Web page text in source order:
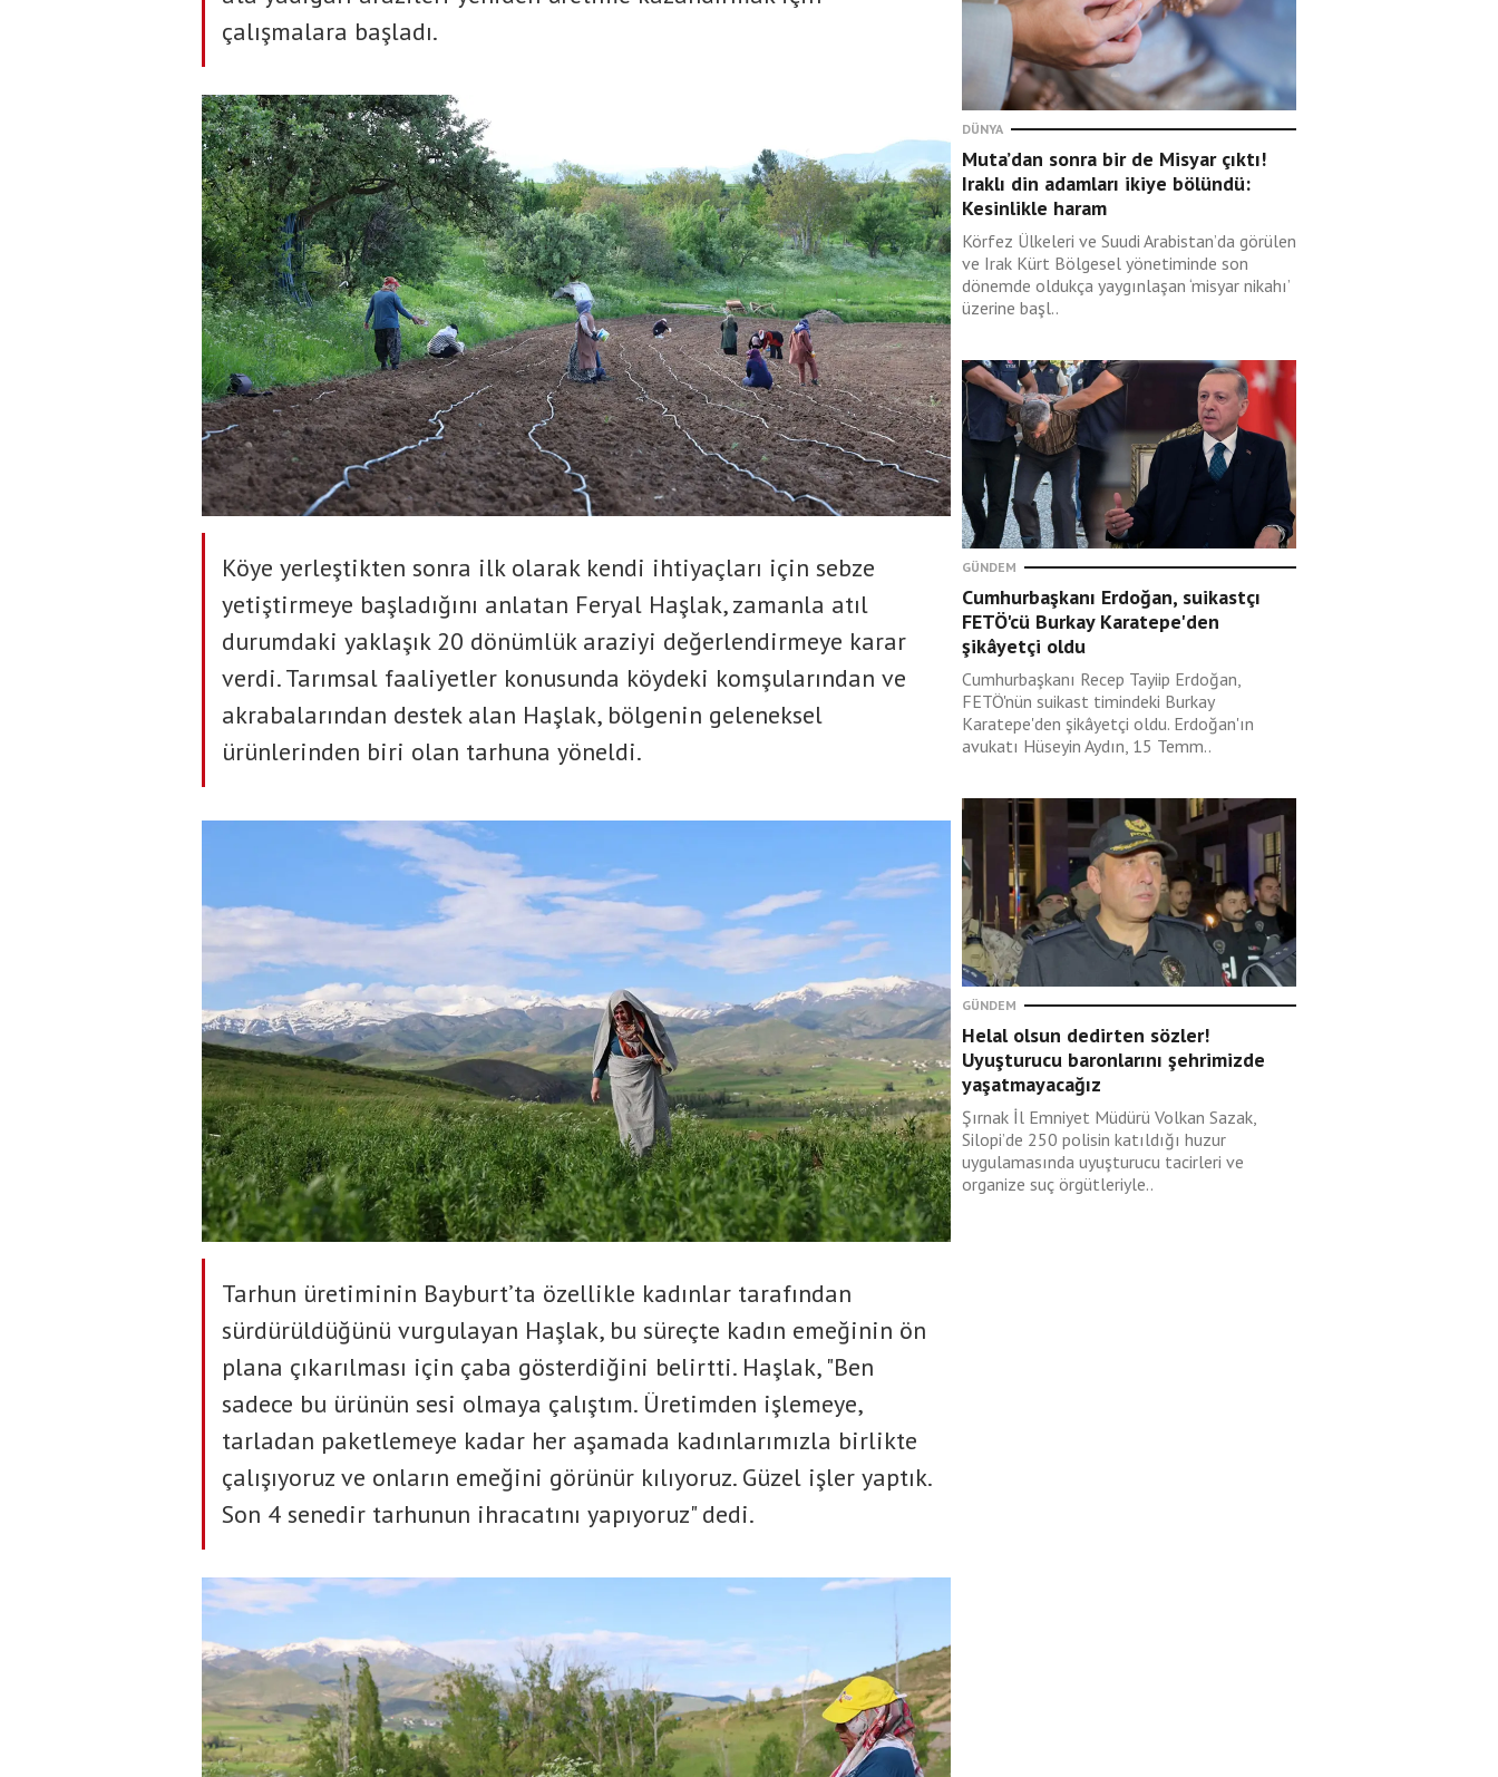
çalışmalara başladı.
Köye yerleştikten sonra ilk olarak kendi ihtiyaçları için sebze
yetiştirmeye başladığını anlatan Feryal Haşlak, zamanla atıl
durumdaki yaklaşık 20 dönümlük araziyi değerlendirmeye karar
verdi. Tarımsal faaliyetler konusunda köydeki komşularından ve
akrabalarından destek alan Haşlak, bölgenin geleneksel
ürünlerinden biri olan tarhuna yöneldi.
Tarhun üretiminin Bayburt’ta özellikle kadınlar tarafından
sürdürüldüğünü vurgulayan Haşlak, bu süreçte kadın emeğinin ön
plana çıkarılması için çaba gösterdiğini belirtti. Haşlak, "Ben
sadece bu ürünün sesi olmaya çalıştım. Üretimden işlemeye,
tarladan paketlemeye kadar her aşamada kadınlarımızla birlikte
çalışıyoruz ve onların emeğini görünür kılıyoruz. Güzel işler yaptık.
Son 4 senedir tarhunun ihracatını yapıyoruz" dedi.
DÜNYA
Muta’dan sonra bir de Misyar çıktı!
Iraklı din adamları ikiye bölündü:
Kesinlikle haram
Körfez Ülkeleri ve Suudi Arabistan’da görülen
ve Irak Kürt Bölgesel yönetiminde son
dönemde oldukça yaygınlaşan ‘misyar nikahı’
üzerine başl..
GÜNDEM
Cumhurbaşkanı Erdoğan, suikastçı
FETÖ'cü Burkay Karatepe'den
şikâyetçi oldu
Cumhurbaşkanı Recep Tayiip Erdoğan,
FETÖ'nün suikast timindeki Burkay
Karatepe'den şikâyetçi oldu. Erdoğan'ın
avukatı Hüseyin Aydın, 15 Temm..
GÜNDEM
Helal olsun dedirten sözler!
Uyuşturucu baronlarını şehrimizde
yaşatmayacağız
Şırnak İl Emniyet Müdürü Volkan Sazak,
Silopi’de 250 polisin katıldığı huzur
uygulamasında uyuşturucu tacirleri ve
organize suç örgütleriyle..